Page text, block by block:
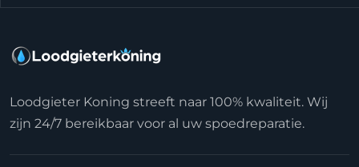
Loodgieter Koning streeft naar 100% kwaliteit. Wij
zijn 24/7 bereikbaar voor al uw spoedreparatie.